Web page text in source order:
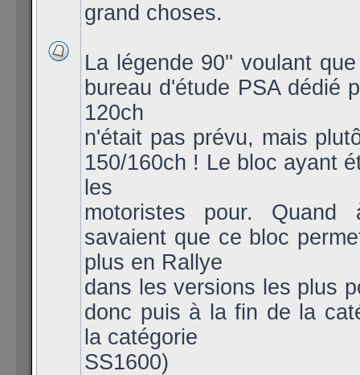
grand choses.
La légende 90'' voulant
bureau d'étude PSA dédié
120ch
n'était pas prévu, mais
150/160ch ! Le bloc ayant
les
motoristes pour.
savaient que ce bloc
plus en Rallye
dans les versions les plus
donc puis à la fin de la
la catégorie
SS1600)